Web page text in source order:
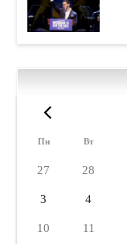
Пн Вт
27 28
3 4
10 11